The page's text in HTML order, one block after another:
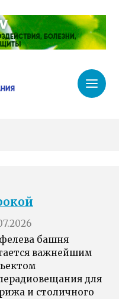
башня
важнейшим
для
и столичного